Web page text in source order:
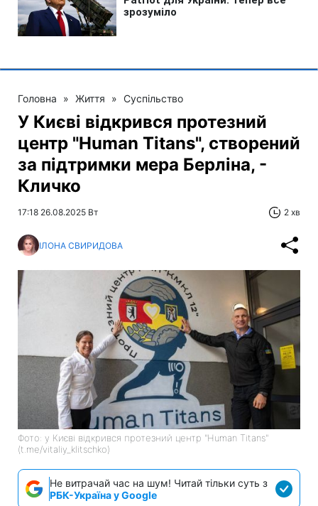
Головна » Життя » Суспільство
У Києві відкрився протезний
центр "Human Titans", створений
за підтримки мера Берліна, -
Кличко
17:18 26.08.2025 Вт 2 хв
ІЛОНА СВИРИДОВА
Фото: у Києві відкрився протезний центр "Human Titans"
(t.me/vitaliy_klitschko)
Не витрачай час на шум! Читай тільки суть з
РБК-Україна у Google